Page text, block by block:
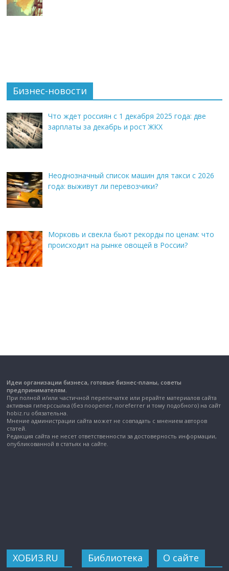
Бизнес-новости
Что ждет россиян с 1 декабря 2025 года: две
зарплаты за декабрь и рост ЖКХ
Неоднозначный список машин для такси с 2026
года: выживут ли перевозчики?
Морковь и свекла бьют рекорды по ценам: что
происходит на рынке овощей в России?
Идеи организации бизнеса, готовые бизнес-планы, советы
предпринимателям.
При полной и/или частичной перепечатке или рерайте материалов сайта
активная гиперссылка (без noopener, noreferrer и тому подобного) на сайт
hobiz.ru обязательна.
Мнение администрации сайта может не совпадать с мнением авторов
статей.
Редакция сайта не несет ответственности за достоверность информации,
опубликованной в статьях на сайте.
ХОБИЗ.RU Библиотека О сайте